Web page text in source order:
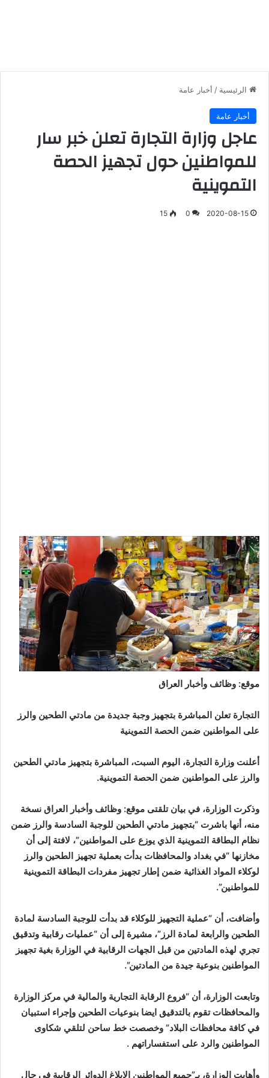
الرئيسية / أخبار عامة
أخبار عامة
عاجل وزارة التجارة تعلن خبر سار
للمواطنين حول تجهيز الحصة
التموينية
2020-08-15
0
15
موقع: وظائف وأخبار العراق
التجارة تعلن المباشرة بتجهيز وجبة جديدة من مادتي الطحين والرز
على المواطنين ضمن الحصة التموينية
أعلنت وزارة التجارة، اليوم السبت، المباشرة بتجهيز مادتي الطحين
والرز على المواطنين ضمن الحصة التموينية.
وذكرت الوزارة، في بيان تلقتى موقع: وظائف وأخبار العراق نسخة
منه، أنها باشرت “بتجهيز مادتي الطحين للوجبة السادسة والرز ضمن
نظام البطاقة التموينية الذي يوزع على المواطنين”، لافتة إلى أن
مخازنها “في بغداد والمحافظات بدأت بعملية تجهيز الطحين والرز
لوكلاء المواد الغذائية ضمن إطار تجهيز مفردات البطاقة التموينية
للمواطنين”.
وأضافت، أن “عملية التجهيز للوكلاء قد بدأت للوجبة السادسة لمادة
الطحين والرابعة لمادة الرز”، مشيرة إلى أن “عمليات رقابية وتدقيق
تجري لهذه المادتين من قبل الجهات الرقابية في الوزارة بغية تجهيز
المواطنين بنوعية جيدة من المادتين”.
وتابعت الوزارة، أن “فروع الرقابة التجارية والمالية في مركز الوزارة
والمحافظات تقوم بالتدقيق ايضا بنوعيات الطحين وإجراء استبيان
في كافة محافظات البلاد” وخصصت خط ساحن لتلقي شكاوى
المواطنين والرد على استفساراتهم .
وأهابت الوزارة، بـ”جميع المواطنين الابلاغ الدوائر الرقابية في حال